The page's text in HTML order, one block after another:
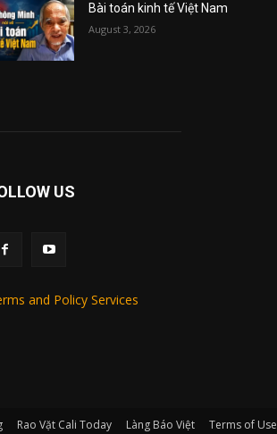
Bài toán kinh tế Việt Nam
August 3, 2026
US
and Policy Services
Rao Vặt Cali Today Làng Báo Việt Terms of Use